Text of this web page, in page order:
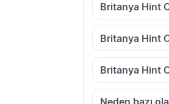
Britanya Hint
Britanya Hint
Britanya Hint
Neden bazı